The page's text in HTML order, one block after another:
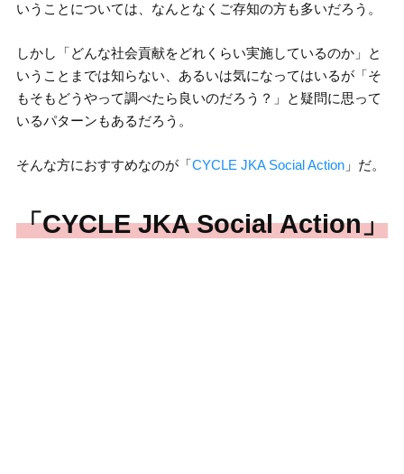
いうことについては、なんとなくご存知の方も多いだろう。
しかし「どんな社会貢献をどれくらい実施しているのか」と
いうことまでは知らない、あるいは気になってはいるが「そ
もそもどうやって調べたら良いのだろう？」と疑問に思って
いるパターンもあるだろう。
そんな方におすすめなのが「CYCLE JKA Social Action」だ。
「CYCLE JKA Social Action」